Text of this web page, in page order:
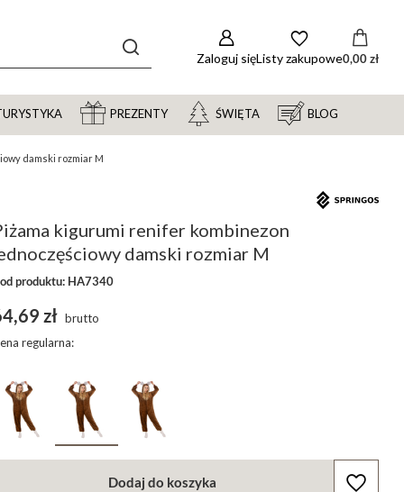
Zaloguj sięListy zakupowe0,00 zł
PREZENTY ŚWIĘTA BLOG
damski rozmiar M
kigurumi renifer kombinezon
damski rozmiar M
produktu: HA7340
zł brutto
regularna:
Dodaj do koszyka